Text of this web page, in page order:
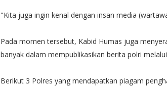
"Kita juga ingin kenal dengan insan media
Pada momen tersebut, Kabid Humas juga
banyak dalam mempublikasikan berita polri
Berikut 3 Polres yang mendapatkan piagam